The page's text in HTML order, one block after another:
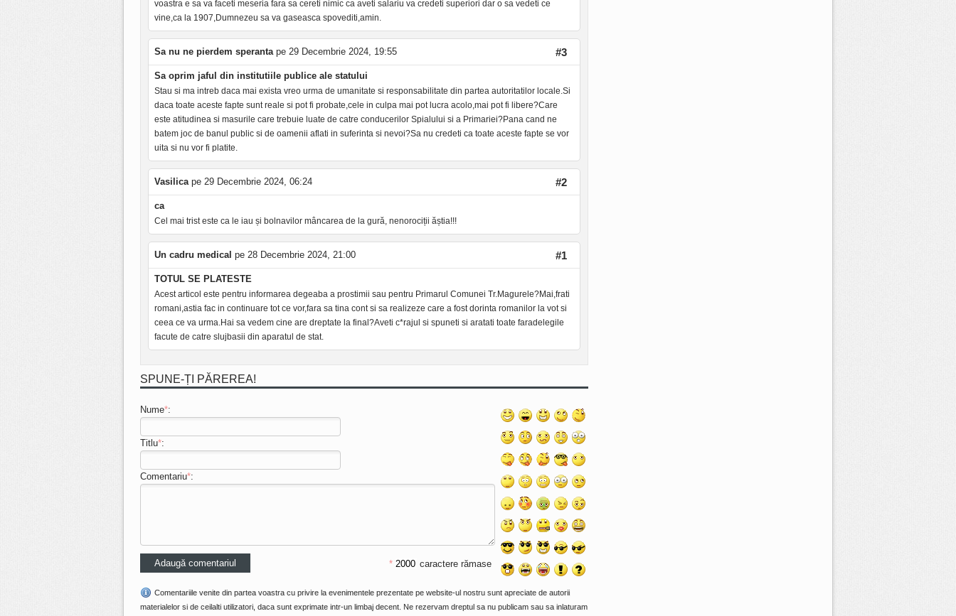
voastra e sa va faceti meseria fara sa cereti nimic ca aveti salariu va credeti superiori dar o sa vedeti ce
vine,ca la 1907,Dumnezeu sa va gaseasca spovediti,amin.
Sa nu ne pierdem sperantape 29 Decembrie 2024, 19:55 #3
Sa oprim jaful din institutiile publice ale statului
Stau si ma intreb daca mai exista vreo urma de umanitate si responsabilitate din partea autoritatilor locale.Si
daca toate aceste fapte sunt reale si pot fi probate,cele in culpa mai pot lucra acolo,mai pot fi libere?Care
este atitudinea si masurile care trebuie luate de catre conducerilor Spialului si a Primariei?Pana cand ne
batem joc de banul public si de oamenii aflati in suferinta si nevoi?Sa nu credeti ca toate aceste fapte se vor
uita si nu vor fi platite.
Vasilica pe 29 Decembrie 2024, 06:24 #2
ca
Cel mai trist este ca le iau și bolnavilor mâncarea de la gură, nenorociții ăștia!!!
Un cadru medical pe 28 Decembrie 2024, 21:00 #1
TOTUL SE PLATESTE
Acest articol este pentru informarea degeaba a prostimii sau pentru Primarul Comunei Tr.Magurele?Mai,frati
romani,astia fac in continuare tot ce vor,fara sa tina cont si sa realizeze care a fost dorinta romanilor la vot si
ceea ce va urma.Hai sa vedem cine are dreptate la final?Aveti c*rajul si spuneti si aratati toate faradelegile
facute de catre slujbasii din aparatul de stat.
SPUNE-ȚI PĂREREA!
Nume*:
Titlu*:
Comentariu*:
* caractere rămase
Comentariile venite din partea voastra cu privire la evenimentele prezentate pe website-ul nostru sunt apreciate de autorii
materialelor si de ceilalti utilizatori, daca sunt exprimate intr-un limbaj decent. Ne rezervam dreptul sa nu publicam sau sa inlaturam